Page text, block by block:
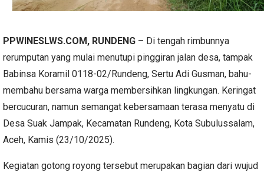
PPWINESLWS.COM, RUNDENG – Di tengah rimbunnya
rerumputan yang mulai menutupi pinggiran jalan desa, tampak
Babinsa Koramil 0118-02/Rundeng, Sertu Adi Gusman, bahu-
membahu bersama warga membersihkan lingkungan. Keringat
bercucuran, namun semangat kebersamaan terasa menyatu di
Desa Suak Jampak, Kecamatan Rundeng, Kota Subulussalam,
Aceh, Kamis (23/10/2025).
Kegiatan gotong royong tersebut merupakan bagian dari wujud